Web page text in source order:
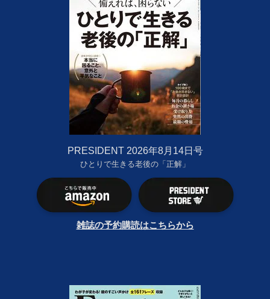
PRESIDENT 2026年8月14日号
ひとりで生きる老後の「正解」
雑誌の予約購読はこちらから